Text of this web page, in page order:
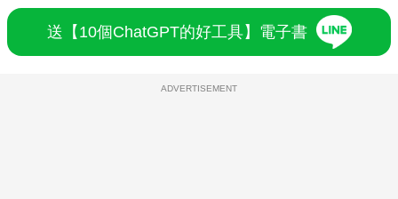
送【10個ChatGPT的好工具】電子書
ADVERTISEMENT